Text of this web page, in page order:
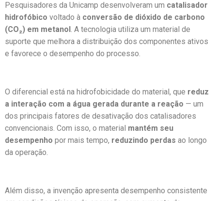
Pesquisadores da Unicamp desenvolveram um catalisador
hidrofóbico voltado à conversão de dióxido de carbono
(CO₂) em metanol . A tecnologia utiliza um material de
suporte que melhora a distribuição dos componentes ativos
e favorece o desempenho do processo.
O diferencial está na hidrofobicidade do material, que reduz
a interação com a água gerada durante a reação — um
dos principais fatores de desativação dos catalisadores
convencionais. Com isso, o material mantém seu
desempenho por mais tempo, reduzindo perdas ao longo
da operação.
Além disso, a invenção apresenta desempenho consistente